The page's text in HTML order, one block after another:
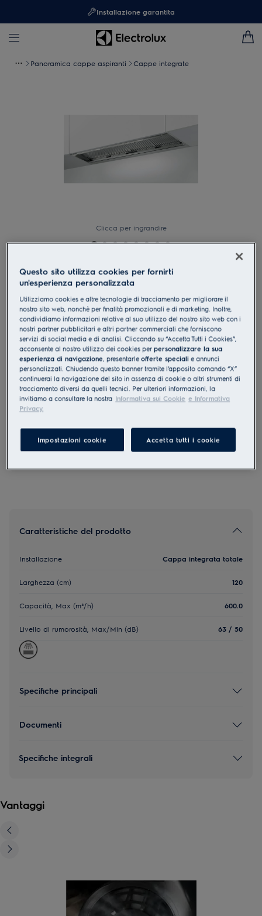
Installazione garantita
Panoramica cappe aspiranti Cappe integrate
Clicca per ingrandire
KFEC12X
Serie 600 120 cm
3.7 (6)
Documentazione tecnica
Vantaggi
Cappa potente e veloce per un’aria di cucina pulita e fresca.
ExtractionTech Plus pulisce rapidamente l'aria della cucina.
La cappa Zero Drop impedisce la formazione di gocce di condensa.
Le istruzioni e le avvertenze di sicurezza ai sensi del
regolamento UE 2023/988 sono riportate nei capitoli 1 e 2 del
manuale d'uso. Per un uso sicuro del prodotto, leggere il
Caratteristiche del prodotto
Installazione Cappa integrata totale
Larghezza (cm) 120
Capacità, Max (m³/h) 600.0
Livello di rumorosità, Max/Min (dB) 63 / 50
Specifiche principali
Documenti
Specifiche integrali
Vantaggi
Questo sito utilizza cookies per fornirti
un'esperienza personalizzata
Utilizziamo cookies e altre tecnologie di tracciamento per migliorare il
nostro sito web, nonchè per finalità promozionali e di marketing. Inoltre,
condividiamo informazioni relative al suo utilizzo del nostro sito web con i
nostri partner pubblicitari e altri partner commerciali che forniscono
servizi di social media e di analisi. Cliccando su “Accetta Tutti i Cookies”,
acconsente al nostro utilizzo dei cookies perpersonalizzare la sua
esperienza di navigazione, presentarleofferte speciali e annunci
personalizzati. Chiudendo questo banner tramite l’apposito comando “X”
continuerai la navigazione del sito in assenza di cookie o altri strumenti di
tracciamento diversi da quelli tecnici. Per ulteriori informazioni, la
invitiamo a consultare la nostra Informativa sui Cookie e Informativa
Privacy.
Impostazioni cookie Accetta tutti i cookie